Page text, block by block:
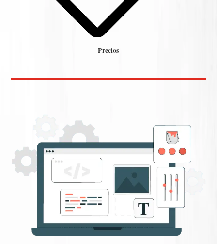
Precios